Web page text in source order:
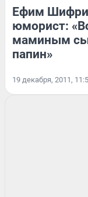
Ефим
юморист:
маминым
папин»
19 декабря, 2011,